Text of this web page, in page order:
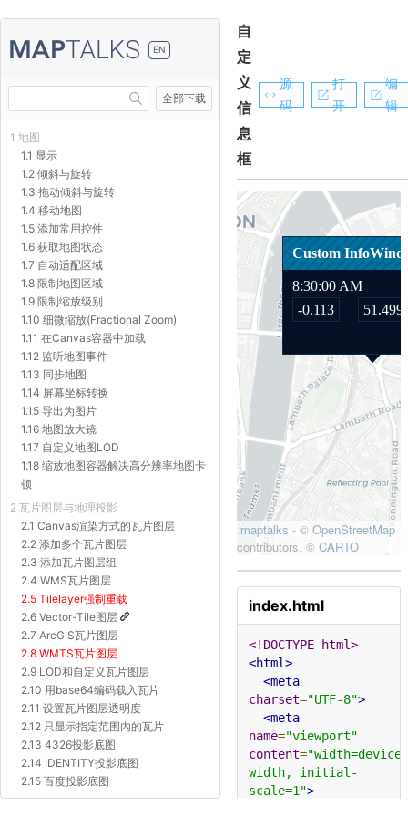
EN
全部下载
1 地图
1.1 显示
1.2 倾斜与旋转
1.3 拖动倾斜与旋转
1.4 移动地图
1.5 添加常用控件
1.6 获取地图状态
1.7 自动适配区域
1.8 限制地图区域
1.9 限制缩放级别
1.10 细微缩放(Fractional Zoom)
1.11 在Canvas容器中加载
1.12 监听地图事件
1.13 同步地图
1.14 屏幕坐标转换
1.15 导出为图片
1.16 地图放大镜
1.17 自定义地图LOD
1.18 缩放地图容器解决高分辨率地图卡
顿
2 瓦片图层与地理投影
2.1 Canvas渲染方式的瓦片图层
2.2 添加多个瓦片图层
2.3 添加瓦片图层组
2.4 WMS瓦片图层
2.5 Tilelayer强制重载
2.6 Vector-Tile图层
2.7 ArcGIS瓦片图层
2.8 WMTS瓦片图层
2.9 LOD和自定义瓦片图层
2.10 用base64编码载入瓦片
2.11 设置瓦片图层透明度
2.12 只显示指定范围内的瓦片
2.13 4326投影底图
2.14 IDENTITY投影底图
2.15 百度投影底图
2.16 Proj4js自定义投影底图
自
定
义
信
息
框
源
码
打
开
编
辑
index.html
<!DOCTYPE html>
<html>
<meta
charset="UTF-8">
<meta
name="viewport"
content="width=device-
width, initial-
scale=1">